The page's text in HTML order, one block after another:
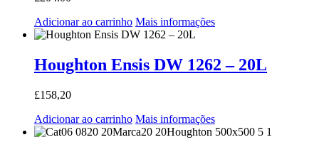
Adicionar ao carrinho Mais informações
Houghton Ensis DW 1262 – 20L
£158,20
Adicionar ao carrinho Mais informações